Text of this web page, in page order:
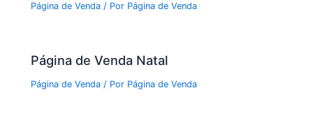
Página de Venda / Por Página de Venda
Página de Venda Natal
Página de Venda / Por Página de Venda